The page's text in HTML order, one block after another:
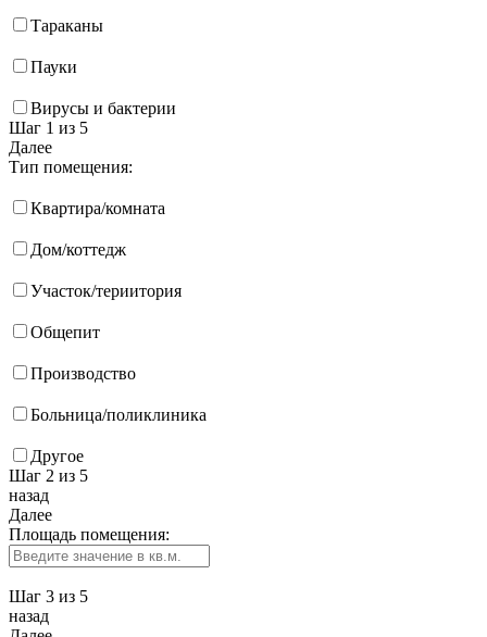
Тараканы
Пауки
Вирусы и бактерии
Шаг 1 из 5
Далее
Тип помещения:
Квартира/комната
Дом/коттедж
Участок/териитория
Общепит
Производство
Больница/поликлиника
Другое
Шаг 2 из 5
назад
Далее
Площадь помещения:
Шаг 3 из 5
назад